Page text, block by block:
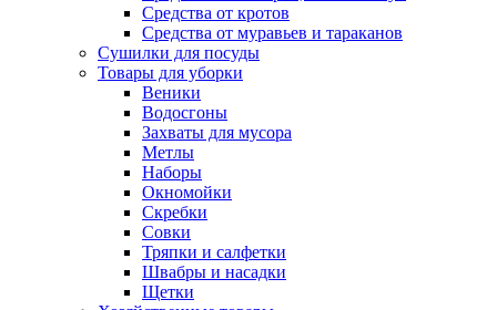
Средства от кротов
Средства от муравьев и тараканов
Сушилки для посуды
Товары для уборки
Веники
Водосгоны
Захваты для мусора
Метлы
Наборы
Окномойки
Скребки
Совки
Тряпки и салфетки
Швабры и насадки
Щетки